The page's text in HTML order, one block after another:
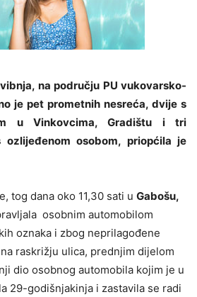
na području PU vukovarsko-
je pet prometnih nesreća, dvije s
u Vinkovcima, Gradištu i tri
ozlijeđenom osobom, priopćila je
tog dana oko 11,30 sati u Gabošu,
osobnim automobilom
oznaka i zbog neprilagođene
raskrižju ulica, prednjim dijelom
dio osobnog automobila kojim je u
29-godišnjakinja i zastavila se radi